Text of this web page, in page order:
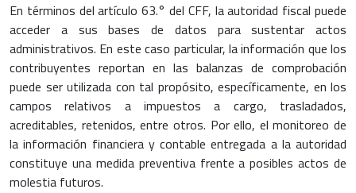
En términos del artículo 63.° del CFF, la autoridad fiscal puede
acceder a sus bases de datos para sustentar actos
administrativos. En este caso particular, la información que los
contribuyentes reportan en las balanzas de comprobación
puede ser utilizada con tal propósito, específicamente, en los
campos relativos a impuestos a cargo, trasladados,
acreditables, retenidos, entre otros. Por ello, el monitoreo de
la información financiera y contable entregada a la autoridad
constituye una medida preventiva frente a posibles actos de
molestia futuros.